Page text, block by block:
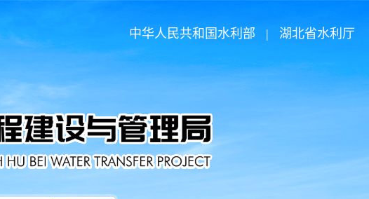
中华人民共和国水利部 | 湖北省水利厅